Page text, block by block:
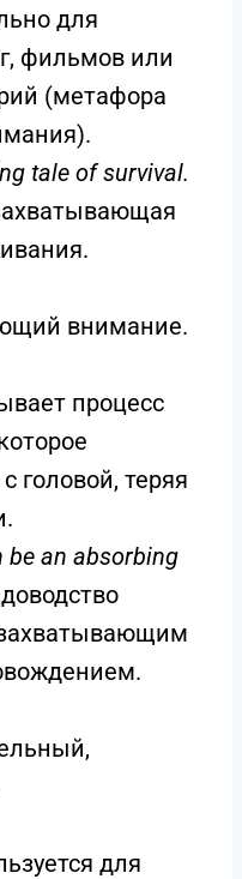
для
фильмов или
(метафора
tale of survival.
внимание.
процесс
головой, теряя
be an absorbing
для